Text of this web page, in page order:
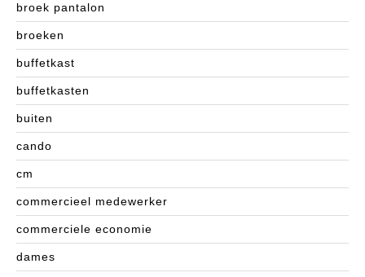
broek pantalon
broeken
buffetkast
buffetkasten
buiten
cando
cm
commercieel medewerker
commerciele economie
dames